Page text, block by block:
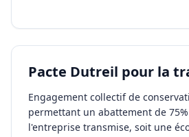
Pacte Dutreil pour la
Engagement collectif de
permettant un abattement de
l'entreprise transmise, soit une